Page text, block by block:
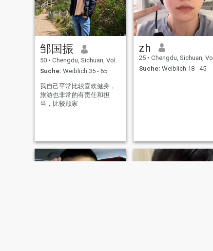
邹国振
50 • Chengdu, Sichuan, Volksrep. China
Suche: Weiblich 35 - 65
我自己平常比较喜欢健身，
旅游也非常的有责任和担
当，比较顾家
zh
25 • Chengdu, Sichuan, Volksrep. China
Suche: Weiblich 18 - 45